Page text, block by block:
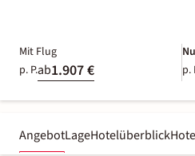
Mit Flug
p. P.ab1.907 €
p.
AngebotLageHotelüberblick